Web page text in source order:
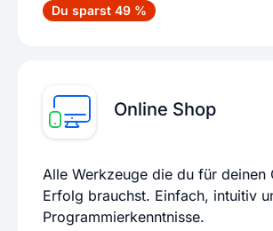
Du sparst 49 %
Online Shop
Alle Werkzeuge die du für deinen
Erfolg brauchst. Einfach, intuitiv
Programmierkenntnisse.